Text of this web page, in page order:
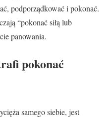
podporządkować i pokonać.
“pokonać siłą lub
panowania.
pokonać
samego siebie, jest